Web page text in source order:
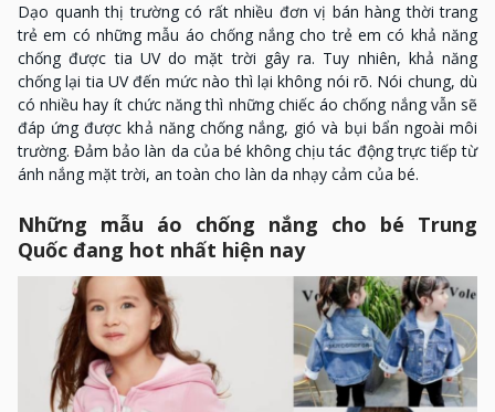
Dạo quanh thị trường có rất nhiều đơn vị bán hàng thời trang
trẻ em có những mẫu áo chống nắng cho trẻ em có khả năng
chống được tia UV do mặt trời gây ra. Tuy nhiên, khả năng
chống lại tia UV đến mức nào thì lại không nói rõ. Nói chung, dù
có nhiều hay ít chức năng thì những chiếc áo chống nắng vẫn sẽ
đáp ứng được khả năng chống nắng, gió và bụi bẩn ngoài môi
trường. Đảm bảo làn da của bé không chịu tác động trực tiếp từ
ánh nắng mặt trời, an toàn cho làn da nhạy cảm của bé.
Những mẫu áo chống nắng cho bé Trung
Quốc đang hot nhất hiện nay